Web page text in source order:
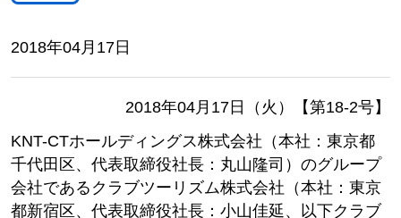
2018年04月17日
2018年04月17日（火）【第18-2号】
KNT-CTホールディングス株式会社（本社：東京都
千代田区、代表取締役社長：丸山隆司）のグループ
会社であるクラブツーリズム株式会社（本社：東京
都新宿区、代表取締役社長：小山佳延、以下クラブ